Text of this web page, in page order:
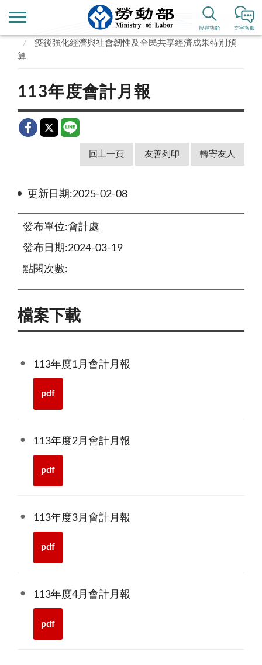
文字客服
搜尋功能
政府資訊公開
預算、決算書及會計月報
疫後強化經濟與社會韌性及全民共享經濟成果特別預
算
113年度會計月報
回上一頁 友善列印 轉寄友人
更新日期:2025-02-08
發布單位:會計處
發布日期:2024-03-19
點閱次數:
檔案下載
113年度1月會計月報
pdf
113年度2月會計月報
pdf
113年度3月會計月報
pdf
113年度4月會計月報
pdf